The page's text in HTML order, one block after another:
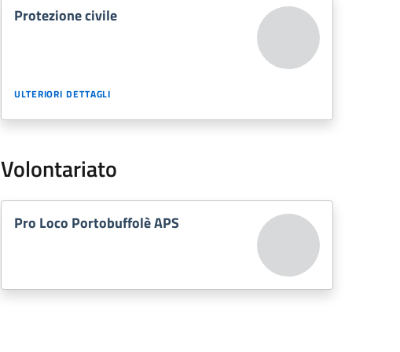
Protezione civile
ULTERIORI DETTAGLI
Volontariato
Pro Loco Portobuffolè APS